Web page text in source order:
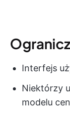
Interfejs
Niektórzy
modelu